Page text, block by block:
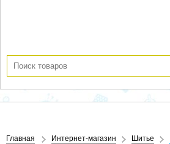
Главная Интернет-магазин Шитье